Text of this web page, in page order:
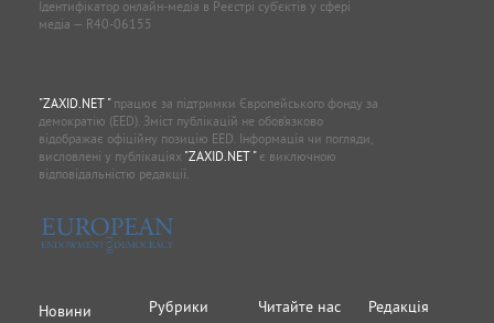
Ідентифікатор онлайн-медіа в Реєстрі суб'єктів у сфері
медіа — R40-06155
"ZAXID.NET "працює за підтримки Європейського фонду за
демократію (EED). Зміст публікацій не обов’язково
відображає офіційну позицію EED. Інформація чи погляди,
висловлені у публікаціях "ZAXID.NET "є виключною
відповідальністю редакції.
Новини
Рубрики Читайте нас Редакція